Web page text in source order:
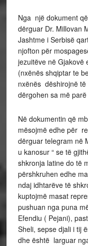
Nga një dokument
dërguar Dr. Millovan
Jashtme i Serbisë
njofton për
jezuitëve në
(nxënës shqiptar te
nxënës dëshirojnë
dërgohen sa më
Në dokumentin që
mësojmë edhe për
dërguar telegram në
u kanosur “ se të
shkronja latine do të
përshkruhen edhe
ndaj idhtarëve të
kuptojmë masat
pushuan nga puna
Efendiu ( Pejani),
Sheli, sepse djali i tij
dhe është larguar